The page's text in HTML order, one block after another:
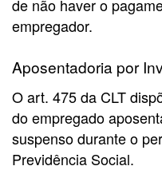
de não haver o
empregador.
Aposentadoria por
O art. 475 da CLT
do empregado
suspenso durante o
Previdência Social.